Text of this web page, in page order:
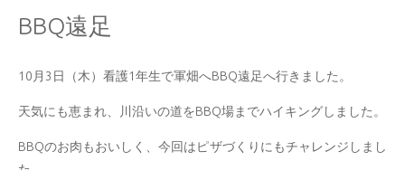
BBQ遠足
10月3日（木）看護1年生で軍畑へBBQ遠足へ行きました。
天気にも恵まれ、川沿いの道をBBQ場までハイキングしました。
BBQのお肉もおいしく、今回はピザづくりにもチャレンジしまし